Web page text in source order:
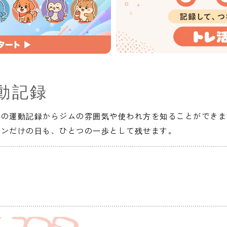
記録
運動記録からジムの雰囲気や使われ方を知ることができ
だけの日も、ひとつの一歩として残せます。